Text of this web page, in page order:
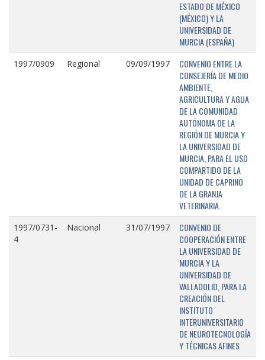
ESTADO DE MÉXICO
(MÉXICO) Y LA
UNIVERSIDAD DE
MURCIA (ESPAÑA)
1997/0909 Regional 09/09/1997
CONVENIO ENTRE LA
CONSEJERÍA DE MEDIO
AMBIENTE,
AGRICULTURA Y AGUA
DE LA COMUNIDAD
AUTÓNOMA DE LA
REGIÓN DE MURCIA Y
LA UNIVERSIDAD DE
MURCIA, PARA EL USO
COMPARTIDO DE LA
UNIDAD DE CAPRINO
DE LA GRANJA
VETERINARIA.
1997/0731-
4
Nacional 31/07/1997
CONVENIO DE
COOPERACIÓN ENTRE
LA UNIVERSIDAD DE
MURCIA Y LA
UNIVERSIDAD DE
VALLADOLID, PARA LA
CREACIÓN DEL
INSTITUTO
INTERUNIVERSITARIO
DE NEUROTECNOLOGÍA
Y TÉCNICAS AFINES